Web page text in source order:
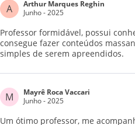
A
Arthur Marques Reghin
Junho - 2025
Professor formidável, possui
consegue fazer conteúdos
simples de serem apreendidos.
M
Mayrê Roca Vaccari
Junho - 2025
Um ótimo professor, me